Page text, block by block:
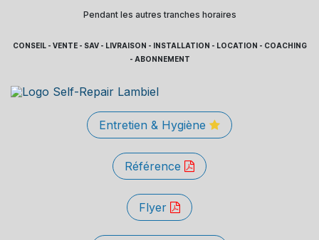
Pendant les autres tranches horaires
CONSEIL - VENTE - SAV - LIVRAISON - INSTALLATION - LOCATION - COACHING
- ABONNEMENT
Entretien & Hygiène
Référence
Flyer